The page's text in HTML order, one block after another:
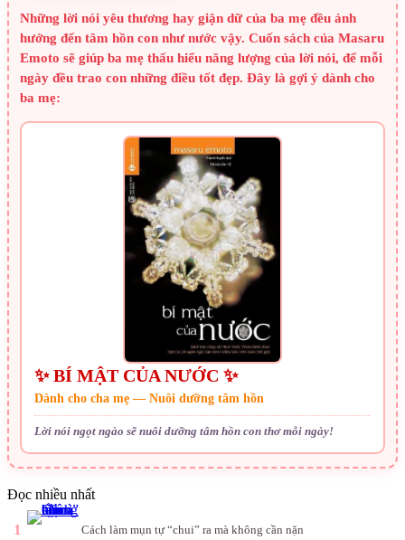
Những lời nói yêu thương hay giận dữ của ba mẹ đều ảnh
hưởng đến tâm hồn con như nước vậy. Cuốn sách của Masaru
Emoto sẽ giúp ba mẹ thấu hiểu năng lượng của lời nói, để mỗi
ngày đều trao con những điều tốt đẹp. Đây là gợi ý dành cho
ba mẹ:
✨ BÍ MẬT CỦA NƯỚC ✨
Dành cho cha mẹ — Nuôi dưỡng tâm hồn
Lời nói ngọt ngào sẽ nuôi dưỡng tâm hồn con thơ mỗi ngày!
Đọc nhiều nhất
1 Cách làm mụn tự “chui” ra mà không cần nặn